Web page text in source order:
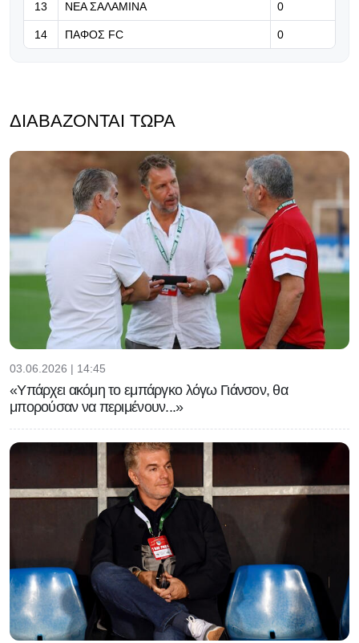
13 ΝΕΑ ΣΑΛΑΜΙΝΑ 0
14 ΠΑΦΟΣ FC 0
ΔΙΑΒΆΖΟΝΤΑΙ ΤΏΡΑ
03.06.2026 | 14:45
«Υπάρχει ακόμη το εμπάργκο λόγω Γιάνσον, θα
μπορούσαν να περιμένουν...»